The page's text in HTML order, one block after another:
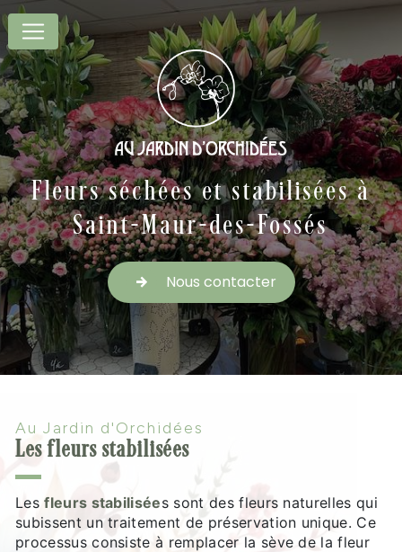
Fleurs séchées et stabilisées à
Saint-Maur-des-Fossés
Nous contacter
Au Jardin d'Orchidées
Les fleurs stabilisées
Lesfleurs stabilisées sont des fleurs naturelles qui
subissent un traitement de préservation unique. Ce
processus consiste à remplacer la sève de la fleur
Panneau de gestion des cookies